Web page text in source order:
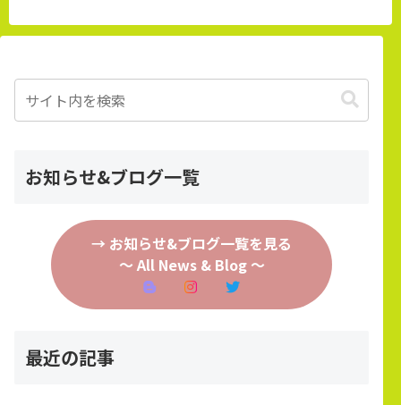
お知らせ&ブログ一覧
→ お知らせ&ブログ一覧を見る
～ All News & Blog ～
最近の記事